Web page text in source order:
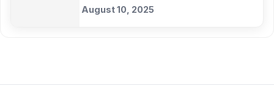
August 10, 2025